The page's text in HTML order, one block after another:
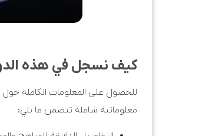
كيف نسجل في هذه
للحصول على المعلومات الكاملة
معلوماتية شاملة تتضمن ما يلي: